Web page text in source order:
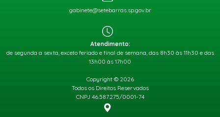
gabinete@setebarras.sp.gov.br
Atendimento:
de segunda a sexta, exceto feriado e final de semana, das 8h30 às 11h30 e das
13h00 às 17h00
Copyright © 2026
Todos os Direitos Reservados
CNPJ 46.587.275/0001-74